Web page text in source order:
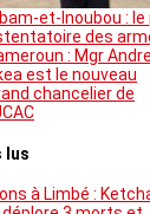
et-Inoubou :
des
: Mgr
est le nouveau
chancelier de
lus
à Limbé :